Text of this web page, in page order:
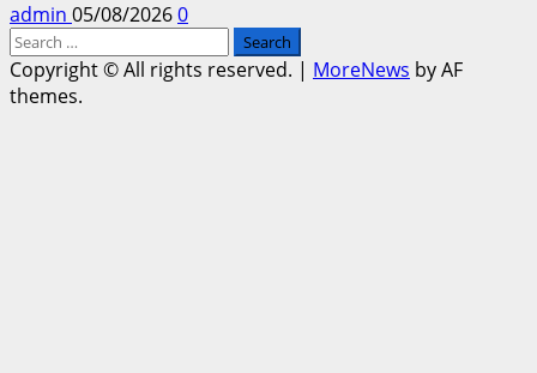
admin 05/08/20260
Search
for:
Copyright © All rights reserved. | MoreNews by AF
themes.